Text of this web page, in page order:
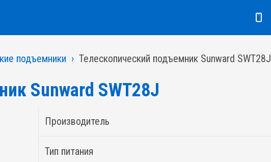
подъемники Телескопический подъемник Sunward SWT28J
Sunward SWT28J
Производитель
Тип питания